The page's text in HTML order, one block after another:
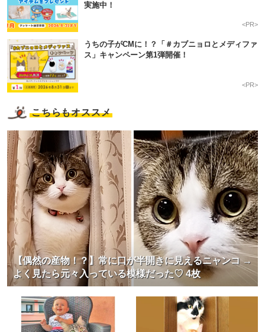
実施中！
<PR>
うちの子がCMに！？「＃カブニョロとメディファ
ス」キャンペーン第1弾開催！
<PR>
こちらもオススメ
【偶然の産物！？】常に口が半開きに見えるニャンコ →
よく見たら元々入っている模様だった♡ 4枚